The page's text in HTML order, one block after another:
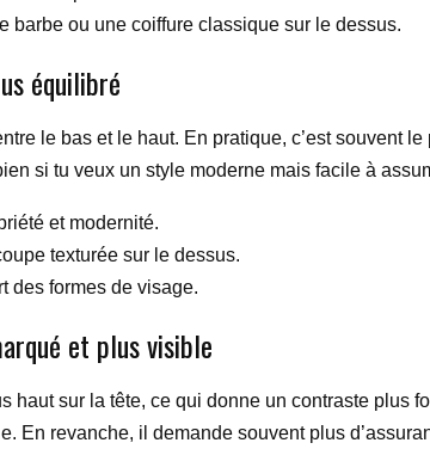
barbe ou une coiffure classique sur le dessus.
équilibré
le bas et le haut. En pratique, c’est souvent
si tu veux un style moderne mais facile à
et modernité.
texturée sur le dessus.
des formes de visage.
et plus visible
haut sur la tête, ce qui donne un contraste plus
En revanche, il demande souvent plus